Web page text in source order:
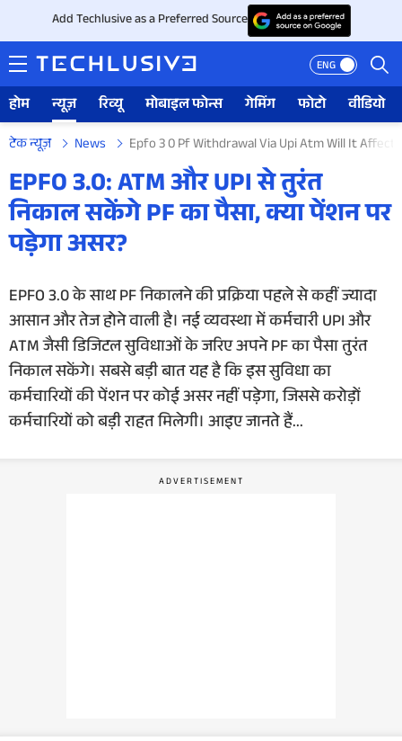
Add Techlusive as a Preferred Source
ENG
होम न्यूज़ रिव्यू मोबाइल फोन्स गेमिंग फोटो वीडियो
होम
न्यूज़
रिव्यू
मोबाइल फोन्स
गेमिंग
फोटो
वीडियो
टेक न्यूज़ News Epfo 3 0 Pf Withdrawal Via Upi Atm Will It Affect
EPFO 3.0: ATM और UPI से तुरंत
निकाल सकेंगे PF का पैसा, क्या पेंशन पर
पड़ेगा असर?
EPFO 3.0 के साथ PF निकालने की प्रक्रिया पहले से कहीं ज्यादा
आसान और तेज होने वाली है। नई व्यवस्था में कर्मचारी UPI और
ATM जैसी डिजिटल सुविधाओं के जरिए अपने PF का पैसा तुरंत
निकाल सकेंगे। सबसे बड़ी बात यह है कि इस सुविधा का
कर्मचारियों की पेंशन पर कोई असर नहीं पड़ेगा, जिससे करोड़ों
कर्मचारियों को बड़ी राहत मिलेगी। आइए जानते हैं...